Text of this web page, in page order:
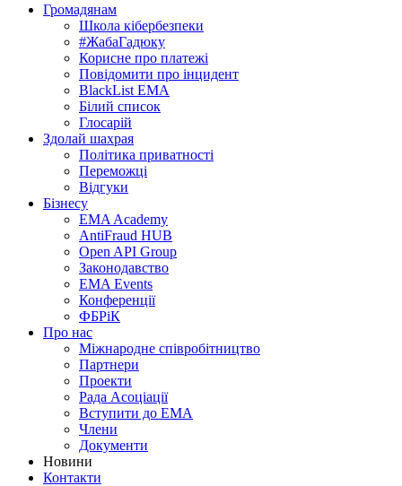
Громадянам
Школа кібербезпеки
#ЖабаГадюку
Корисне про платежі
Повідомити про інцидент
BlackList EMA
Білий список
Глосарій
Здолай шахрая
Політика приватності
Переможцi
Відгуки
Бізнесу
EMA Academy
AntiFraud HUB
Open API Group
Законодавство
EMA Events
Конференції
ФБРіК
Про нас
Міжнародне співробітництво
Партнери
Проекти
Рада Асоціації
Вступити до ЕМА
Члени
Документи
Новини
Контакти